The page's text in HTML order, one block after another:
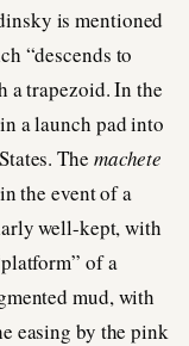
is mentioned
“descends to
a trapezoid. In the
a launch pad into
The machete
the event of a
well-kept, with
of a
mud, with
easing by the pink